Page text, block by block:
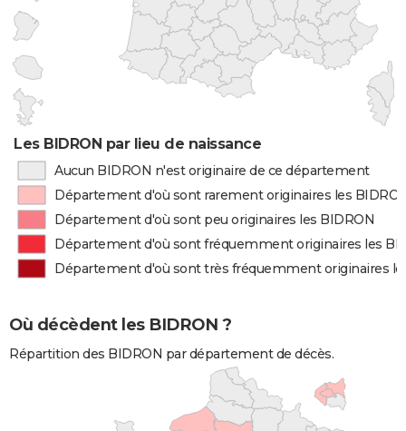
Les BIDRON par lieu de naissance
Aucun BIDRON n'est originaire de ce département
Département d'où sont rarement originaires les
Département d'où sont peu originaires les BIDRON
Département d'où sont fréquemment originaires les
Département d'où sont très fréquemment originaires
Où décèdent les BIDRON ?
Répartition des BIDRON par département de décès.